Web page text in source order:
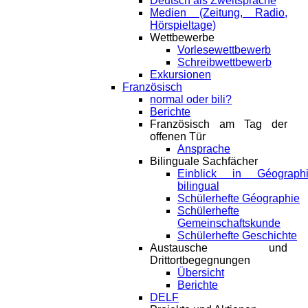
Medien (Zeitung, Radio,
Hörspieltage)
Wettbewerbe
Vorlesewettbewerb
Schreibwettbewerb
Exkursionen
Französisch
normal oder bili?
Berichte
Französisch am Tag der
offenen Tür
Ansprache
Bilinguale Sachfächer
Einblick in
bilingual
Schülerhefte Géographie
Schülerhefte
Gemeinschaftskunde
Schülerhefte Geschichte
Austausche und
Drittortbegegnungen
Übersicht
Berichte
DELF